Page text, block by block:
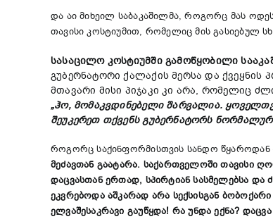
და აი მიხეილ საბაკაშილმა, როგორც მას
თავისი კოსტიუმით, რომელიც მის გასიებულ
სასაცილო კოსტიუმში გამოწყობილი
გუბერნატორი ქალაქის მერსა და ქვეყნის
მთავარი მისი პიჯაკი კი არა, რომელიც
„ჰო, მომაკვდინებელი შარვალია.
შეუკერეთ თქვენს გუბერნატორს
როგორც საქინფორმისთვის სანდო წყაროდან
მეძავთან გაატარა. საქართველოში თავისი
დაცვასთან ერთად, სპირტიან სასმელებსა
ეკვრებოდა აშკარად არა სექსისგან
ელვაშესაკრავი გაუწყდა! რა უნდა ექნა?